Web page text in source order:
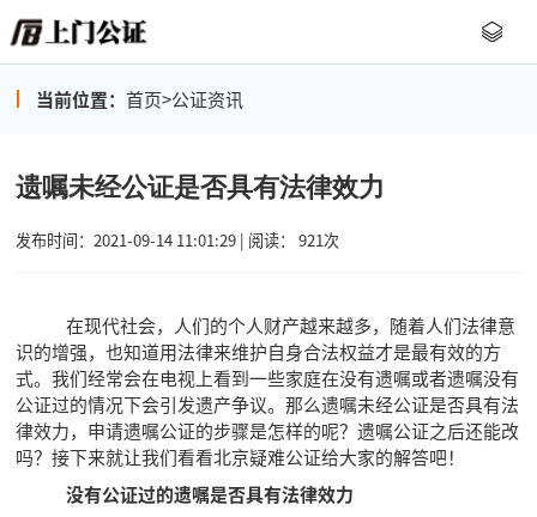
当前位置： 首页>公证资讯
遗嘱未经公证是否具有法律效力
发布时间：2021-09-14 11:01:29 | 阅读： 921次
在现代社会，人们的个人财产越来越多，随着人们法律意
识的增强，也知道用法律来维护自身合法权益才是最有效的方
式。我们经常会在电视上看到一些家庭在没有遗嘱或者遗嘱没有
公证过的情况下会引发遗产争议。那么遗嘱未经公证是否具有法
律效力，申请遗嘱公证的步骤是怎样的呢？遗嘱公证之后还能改
吗？接下来就让我们看看北京疑难公证给大家的解答吧！
没有公证过的遗嘱是否具有法律效力